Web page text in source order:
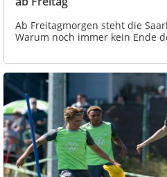
Ab Freitagmorgen steht die
Warum noch immer kein Ende